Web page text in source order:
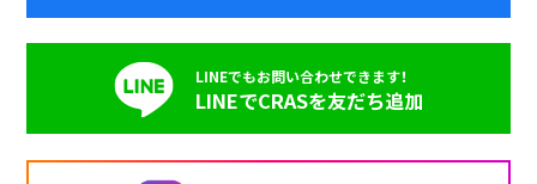
LINEでもお問い合わせできます！
LINEでCRASを友だち追加